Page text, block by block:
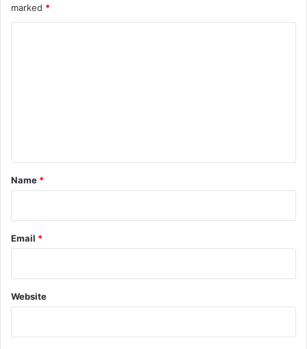
marked *
*
Name *
Email *
Website